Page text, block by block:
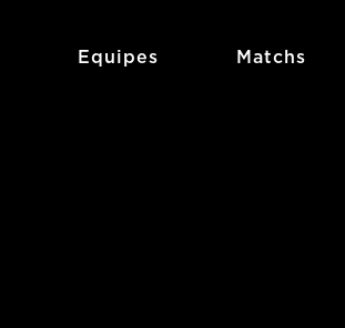
Equipes Matchs